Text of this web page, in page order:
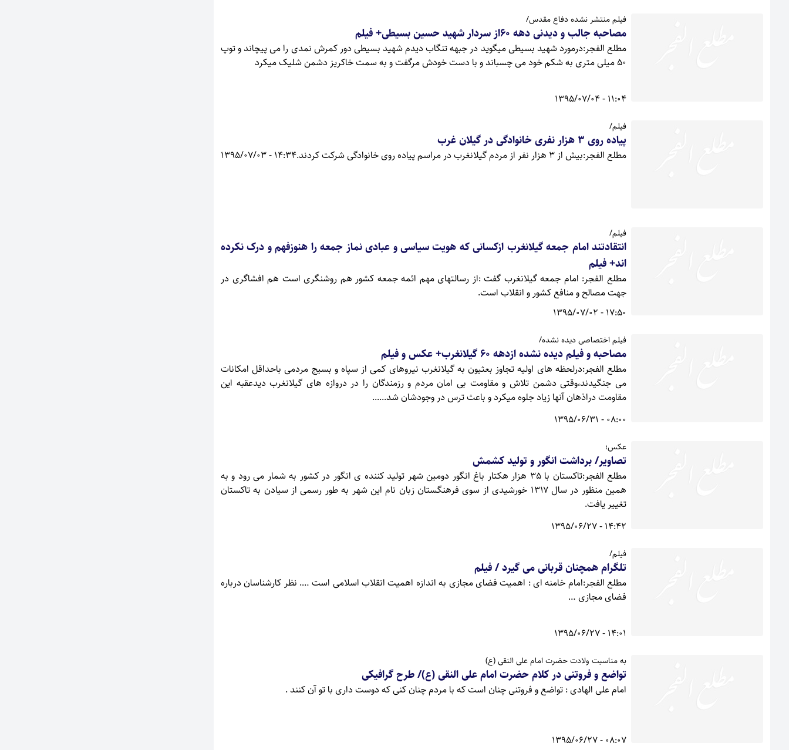
فیلم منتشر نشده دفاع مقدس/
مصاحبه جالب و دیدنی دهه 60از سردار شهید حسین بسیطی+ فیلم
مطلع الفجر:درمورد شهید بسیطی میگوید در جبهه تنگاب دیدم شهید بسیطی دور کمرش نمدی را می پیچاند و توپ
50 میلی متری به شکم خود می چسباند و با دست خودش مرگفت و به سمت خاکریز دشمن شلیک میکرد
11:04 - 1395/07/04
فیلم/
پیاده روی 3 هزار نفری خانوادگی در گیلان غرب
مطلع الفجر:بیش از 3 هزار نفر از مردم گیلانغرب در مراسم پیاده روی خانوادگی شرکت کردند. 14:34 - 1395/07/03
فیلم/
انتقادتند امام جمعه گیلانغرب ازکسانی که هویت سیاسی و عبادی نماز جمعه را هنوزفهم و درک نکرده
اند+ فیلم
مطلع الفجر: امام جمعه گیلانغرب گفت :از رسالتهای مهم ائمه جمعه کشور هم روشنگری است هم افشاگری در
جهت مصالح و منافع کشور و انقلاب است.
17:50 - 1395/07/02
فیلم اختصاصی دیده نشده/
مصاحبه و فیلم دیده نشده ازدهه 60 گیلانغرب+ عکس و فیلم
مطلع الفجر:درلحظه های اولیه تجاوز بعثیون به گیلانغرب نیروهای کمی از سپاه و بسیج مردمی باحداقل امکانات
می جنگیدند،وقتی دشمن تلاش و مقاومت بی امان مردم و رزمندگان را در دروازه های گیلانغرب دیدعقبه این
مقاومت دراذهان آنها زیاد جلوه میکرد و باعث ترس در وجودشان شد......
08:00 - 1395/06/31
عکس؛
تصاویر/ برداشت انگور و تولید کشمش
مطلع الفجر:تاکستان با 35 هزار هکتار باغ انگور دومین شهر تولید کننده ی انگور در کشور به شمار می رود و به
همین منظور در سال ۱۳۱۷ خورشیدی از سوی فرهنگستان زبان نام این شهر به طور رسمی از سیادن به تاکستان
تغییر یافت.
14:42 - 1395/06/27
فیلم/
تلگرام همچنان قربانی می گیرد / فیلم
مطلع الفجر:امام خامنه ای : اهمیت فضای مجازی به اندازه اهمیت انقلاب اسلامی است …. نظر کارشناسان درباره
فضای مجازی …
14:01 - 1395/06/27
به مناسبت ولادت حضرت امام علی النقی (ع)
تواضع و فروتنی در کلام حضرت امام علی النقی (ع)/ طرح گرافیکی
امام علی الهادی : تواضع و فروتنی چنان است که با مردم چنان کنی که دوست داری با تو آن کنند .
08:07 - 1395/06/27